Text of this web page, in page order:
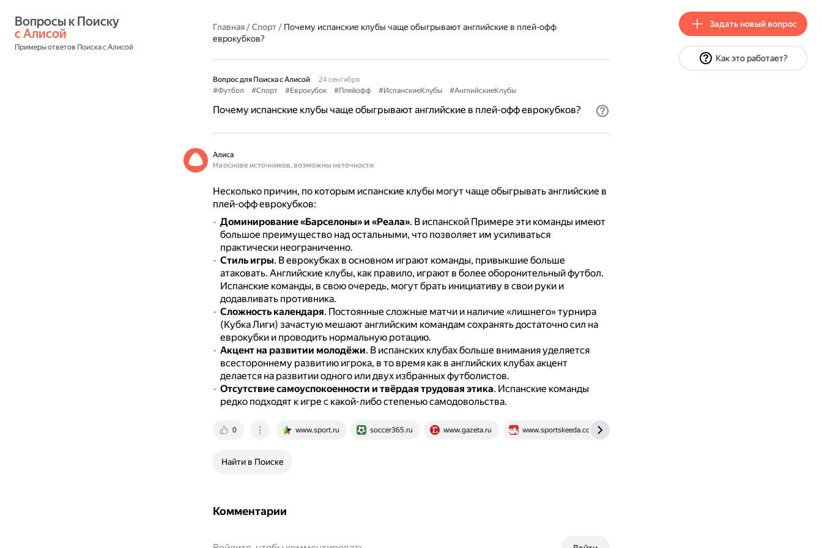
с Алисой
Примеры ответов Поиска с Алисой
Главная/Спорт/ Почему испанские клубы чаще обыгрывают английские в плей-офф
еврокубков?
Вопрос для Поиска с Алисой
24 сентября
#Футбол
#Спорт #Еврокубок #Плейофф #ИспанскиеКлубы #АнглийскиеКлубы
Почему испанские клубы чаще обыгрывают английские в плей-офф еврокубков?
Алиса
На основе источников, возможны неточности
Несколько причин, по которым испанские клубы могут чаще обыгрывать английские в
плей-офф еврокубков:
Доминирование «Барселоны» и «Реала». В испанской Примере эти команды имеют
большое преимущество над остальными, что позволяет им усиливаться
практически неограниченно.
Стиль игры. В еврокубках в основном играют команды, привыкшие больше
атаковать. Английские клубы, как правило, играют в более оборонительный футбол.
Испанские команды, в свою очередь, могут брать инициативу в свои руки и
додавливать противника.
Сложность календаря. Постоянные сложные матчи и наличие «лишнего» турнира
(Кубка Лиги) зачастую мешают английским командам сохранять достаточно сил на
еврокубки и проводить нормальную ротацию.
Акцент на развитии молодёжи. В испанских клубах больше внимания уделяется
всестороннему развитию игрока, в то время как в английских клубах акцент
делается на развитии одного или двух избранных футболистов.
Отсутствие самоуспокоенности и твёрдая трудовая этика. Испанские команды
редко подходят к игре с какой-либо степенью самодовольства.
0 www.sport.ru soccer365.ru www.gazeta.ru www.sportskeeda.com
Найти в Поиске
Комментарии
Задать новый вопрос
Как это работает?